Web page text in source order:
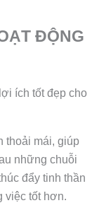
ĐỘNG
ích tốt đẹp cho
thoải mái, giúp
những chuỗi
đẩy tinh thần
việc tốt hơn.